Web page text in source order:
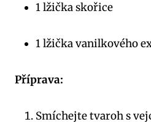
1 lžička skořice
1 lžička vanilkového
Příprava:
Smíchejte tvaroh s